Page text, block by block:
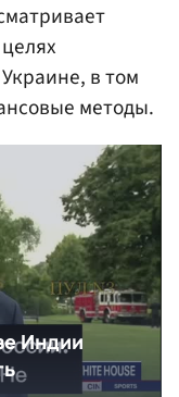
в том
методы.